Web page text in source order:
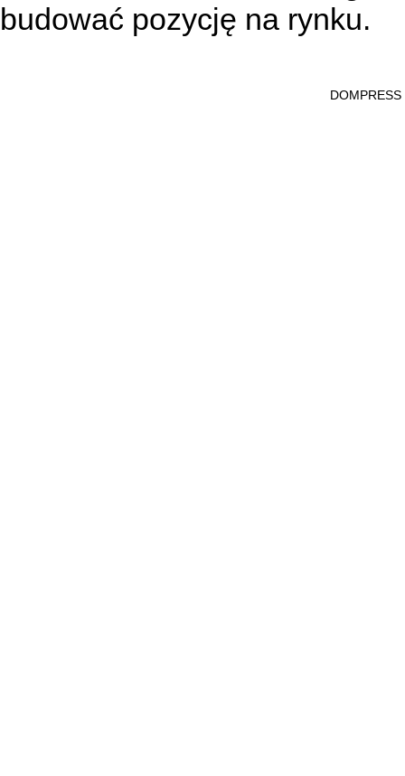
budować pozycję na rynku.